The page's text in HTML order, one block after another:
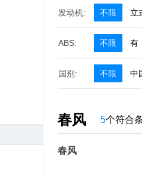
发动机: 不限 立
ABS: 不限 有
国别: 不限 中
春风 5个符合
春风